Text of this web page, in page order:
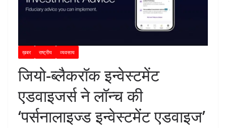
ख़बर राष्ट्रीय व्यवसाय
जियो-ब्लैकरॉक इन्वेस्टमेंट
एडवाइजर्स ने लॉन्च की
‘पर्सनालाइज्ड इन्वेस्टमेंट एडवाइज’